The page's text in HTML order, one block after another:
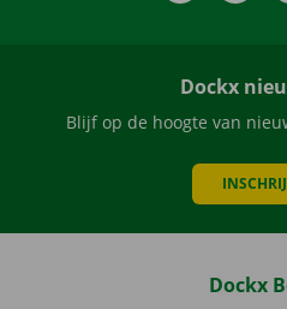
Dockx
Blijf op de hoogte van
Dockx